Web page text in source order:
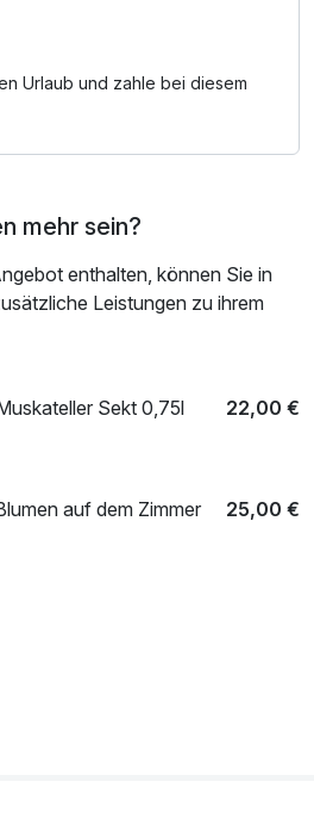
Mühle,
& 11 Uhr, Fr, 14 Uhr
Fehring
8333 Riegersburg
Schinkenerlebniswelt
Okt. auch So geöffnet,
Urlaub und zahle bei diesem
mehr sein?
enthalten, können Sie in
Leistungen zu ihrem
Sekt 0,75l 22,00 €
auf dem Zimmer 25,00 €
Zimmer